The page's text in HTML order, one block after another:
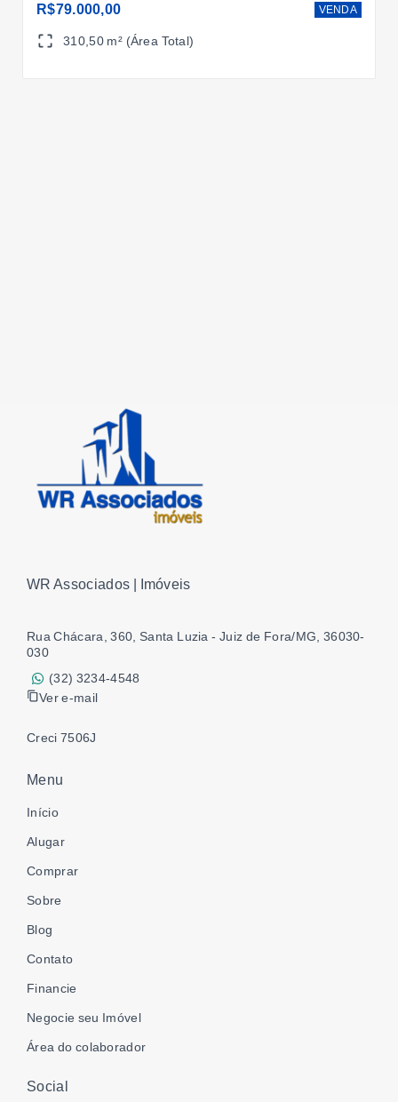
R$79.000,00 VENDA
310,50 m² (Área Total)
WR Associados | Imóveis
Rua Chácara, 360, Santa Luzia - Juiz de Fora/MG, 36030-
030
(32) 3234-4548
Ver e-mail
Creci 7506J
Menu
Início
Alugar
Comprar
Sobre
Blog
Contato
Financie
Negocie seu Imóvel
Área do colaborador
Social